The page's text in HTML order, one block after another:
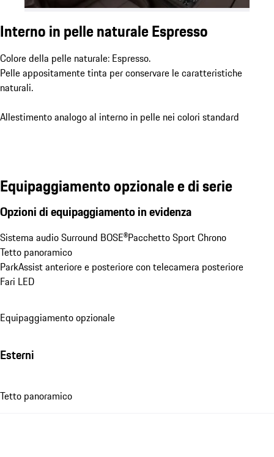
Interno in pelle naturale Espresso
Colore della pelle naturale: Espresso.
Pelle appositamente tinta per conservare le caratteristiche
naturali.
Allestimento analogo al interno in pelle nei colori standard
Equipaggiamento opzionale e di serie
Opzioni di equipaggiamento in evidenza
Sistema audio Surround BOSE®Pacchetto Sport Chrono
Tetto panoramico
ParkAssist anteriore e posteriore con telecamera posteriore
Fari LED
Equipaggiamento opzionale
Esterni
Tetto panoramico